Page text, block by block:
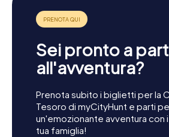
Sei pronto a
all'avventura?
Prenota subito i biglietti per la
Tesoro di myCityHunt e parti
un'emozionante avventura con
tua famiglia!